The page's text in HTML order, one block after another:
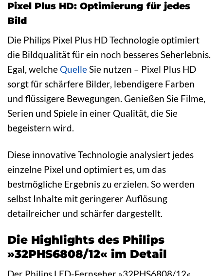
Pixel Plus HD: Optimierung für jedes
Bild
Die Philips Pixel Plus HD Technologie optimiert
die Bildqualität für ein noch besseres Seherlebnis.
Egal, welche QuelleSie nutzen – Pixel Plus HD
sorgt für schärfere Bilder, lebendigere Farben
und flüssigere Bewegungen. Genießen Sie Filme,
Serien und Spiele in einer Qualität, die Sie
begeistern wird.
Diese innovative Technologie analysiert jedes
einzelne Pixel und optimiert es, um das
bestmögliche Ergebnis zu erzielen. So werden
selbst Inhalte mit geringerer Auflösung
detailreicher und schärfer dargestellt.
Die Highlights des Philips
»32PHS6808/12« im Detail